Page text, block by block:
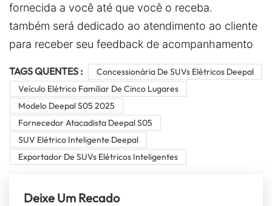
fornecida a você até que você o receba.
também será dedicado ao atendimento ao cliente
para receber seu feedback de acompanhamento
TAGS QUENTES :
Concessionária De SUVs Elétricos Deepal
Veículo Elétrico Familiar De Cinco Lugares
Modelo Deepal S05 2025
Fornecedor Atacadista Deepal S05
SUV Elétrico Inteligente Deepal
Exportador De SUVs Elétricos Inteligentes
Deixe Um Recado